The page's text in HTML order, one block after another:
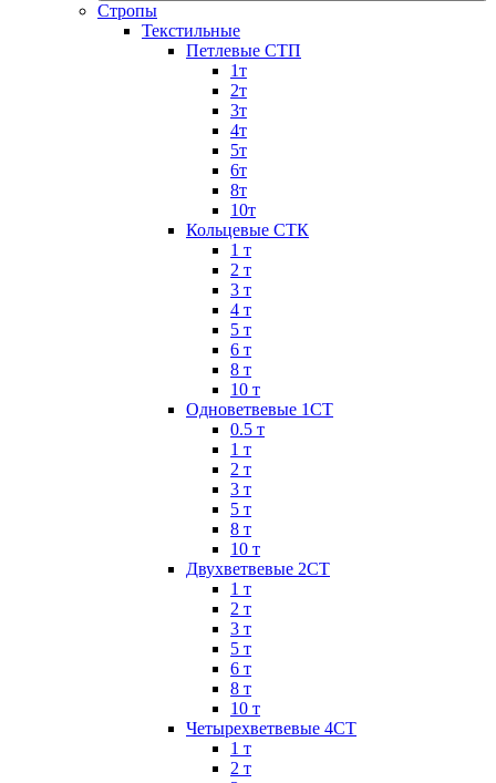
Стропы
Текстильные
Петлевые СТП
1т
2т
3т
4т
5т
6т
8т
10т
Кольцевые СТК
1 т
2 т
3 т
4 т
5 т
6 т
8 т
10 т
Одноветвевые 1СТ
0.5 т
1 т
2 т
3 т
5 т
8 т
10 т
Двухветвевые 2СТ
1 т
2 т
3 т
5 т
6 т
8 т
10 т
Четырехветвевые 4СТ
1 т
2 т